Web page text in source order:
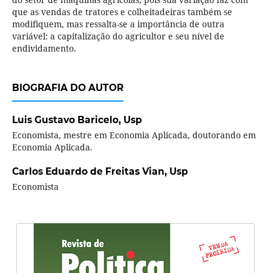
que as vendas de tratores e colheitadeiras também se
modifiquem, mas ressalta-se a importância de outra
variável: a capitalização do agricultor e seu nível de
endividamento.
BIOGRAFIA DO AUTOR
Luis Gustavo Baricelo, Usp
Economista, mestre em Economia Aplicada, doutorando em
Economia Aplicada.
Carlos Eduardo de Freitas Vian, Usp
Economista